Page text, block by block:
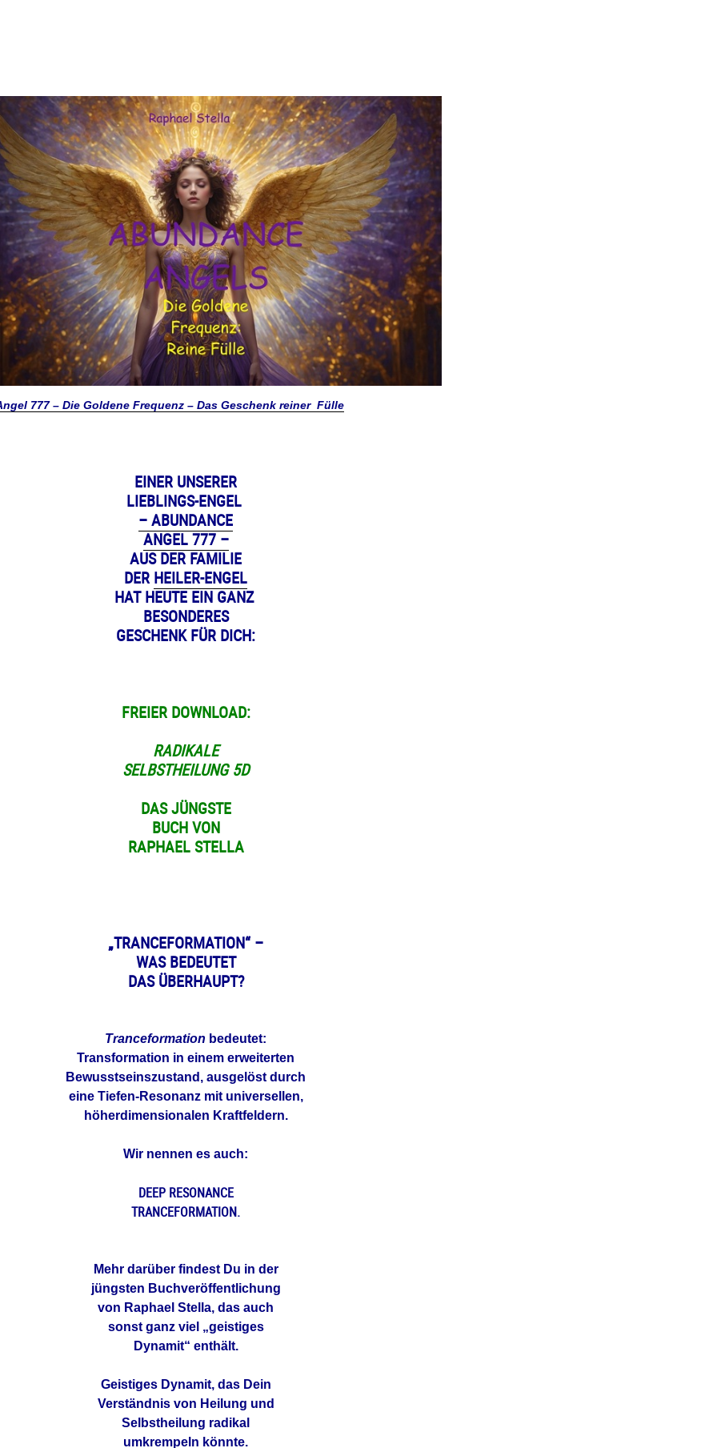
777 – Die Goldene Frequenz – Das Geschenk reiner Fülle
EINER UNSERER
LIEBLINGS-ENGEL
– ABUNDANCE
ANGEL 777 –
AUS DER FAMILIE
DER HEILER-ENGEL
HAT HEUTE EIN GANZ
BESONDERES
GESCHENK FÜR DICH:
FREIER DOWNLOAD:
RADIKALE
SELBSTHEILUNG 5D
DAS JÜNGSTE
BUCH VON
RAPHAEL STELLA
„TRANCEFORMATION“ –
WAS BEDEUTET
DAS ÜBERHAUPT?
Tranceformation bedeutet:
Transformation in einem erweiterten
Bewusstseinszustand, ausgelöst durch
eine Tiefen-Resonanz mit universellen,
höherdimensionalen Kraftfeldern.
Wir nennen es auch:
DEEP RESONANCE
TRANCEFORMATION.
Mehr darüber findest Du in der
jüngsten Buchveröffentlichung
von Raphael Stella, das auch
sonst ganz viel „geistiges
Dynamit“ enthält.
Geistiges Dynamit, das Dein
Verständnis von Heilung und
Selbstheilung radikal
umkrempeln könnte.